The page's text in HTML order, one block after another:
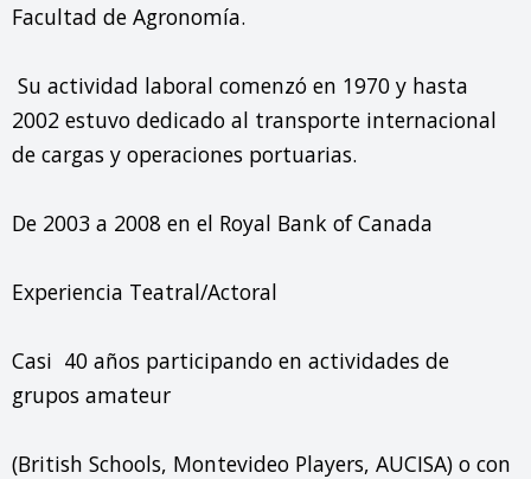
Facultad de Agronomía.
Su actividad laboral comenzó en 1970 y hasta
2002 estuvo dedicado al transporte internacional
de cargas y operaciones portuarias.
De 2003 a 2008 en el Royal Bank of Canada
Experiencia Teatral/Actoral
Casi  40 años participando en actividades de
grupos amateur
(British Schools, Montevideo Players, AUCISA) o con